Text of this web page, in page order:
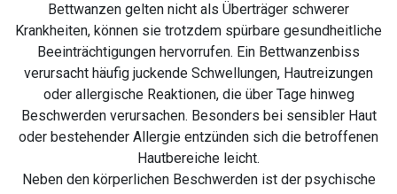
Bettwanzen gelten nicht als Überträger schwerer
Krankheiten, können sie trotzdem spürbare gesundheitliche
Beeinträchtigungen hervorrufen. Ein Bettwanzenbiss
verursacht häufig juckende Schwellungen, Hautreizungen
oder allergische Reaktionen, die über Tage hinweg
Beschwerden verursachen. Besonders bei sensibler Haut
oder bestehender Allergie entzünden sich die betroffenen
Hautbereiche leicht.
Neben den körperlichen Beschwerden ist der psychische